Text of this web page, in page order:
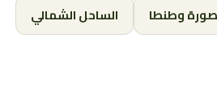
وطنطا
الساحل الشمالي